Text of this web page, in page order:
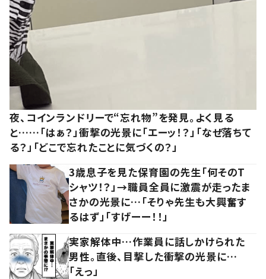
夜、コインランドリーで“忘れ物”を発見。よく見る
と……「はぁ？」衝撃の光景に「エーッ！？」「なぜ落ちて
る？」「どこで忘れたことに気づくの？」
3歳息子を見た保育園の先生「何そのT
シャツ！？」→職員全員に激震が走ったま
さかの光景に…「そりゃ先生も大興奮す
るはず」「すげーー！！」
実家解体中…作業員に話しかけられた
男性。直後、目撃した衝撃の光景に…
「えっ」